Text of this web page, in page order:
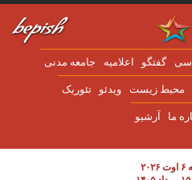
گفتگو اعلاميه جامعه مدنی
زیست ویدئو تئوریک
آرشیو